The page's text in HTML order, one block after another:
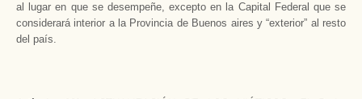
al lugar en que se desempeñe, excepto en la Capital Federal que se
considerará interior a la Provincia de Buenos aires y “exterior” al resto
del país.